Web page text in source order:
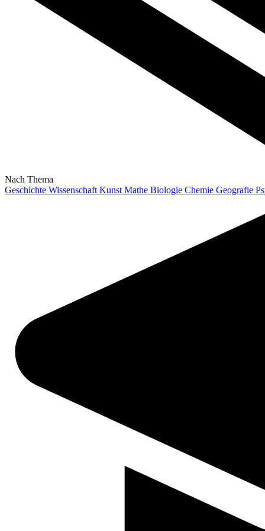
Nach Thema
Geschichte Wissenschaft Kunst Mathe Biologie Chemie Geografie